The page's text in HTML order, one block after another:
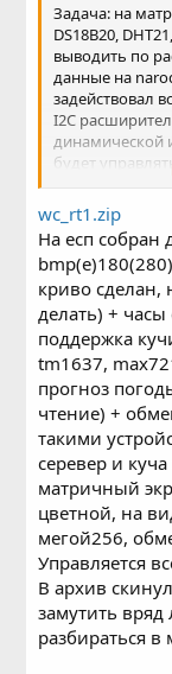
Задача: на
DS18B20,
выводить по
данные на
задействовал
I2C
динамической
будет
вывести на
другие
wc_rt1.zip
На есп собран
криво сделан,
делать) +
поддержка
tm1637,
прогноз
чтение) +
такими
серевер и
матричный
цветной, на
мегой256,
Управляется
В архив
замутить
разбираться в